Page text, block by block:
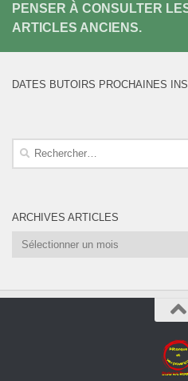
PENSER À CONSULTER
ARTICLES ANCIENS.
DATES BUTOIRS PROCHAINES
Rechercher :
ARCHIVES ARTICLES
Archives